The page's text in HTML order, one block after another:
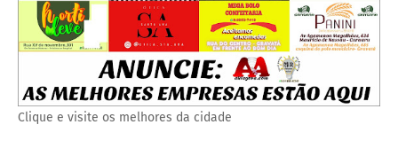
Clique e visite os melhores da cidade